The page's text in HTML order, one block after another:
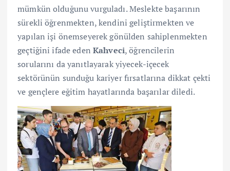
mümkün olduğunu vurguladı. Meslekte başarının
sürekli öğrenmekten, kendini geliştirmekten ve
yapılan işi önemseyerek gönülden sahiplenmekten
geçtiğini ifade edenKahveci, öğrencilerin
sorularını da yanıtlayarak yiyecek-içecek
sektörünün sunduğu kariyer fırsatlarına dikkat çekti
ve gençlere eğitim hayatlarında başarılar diledi.